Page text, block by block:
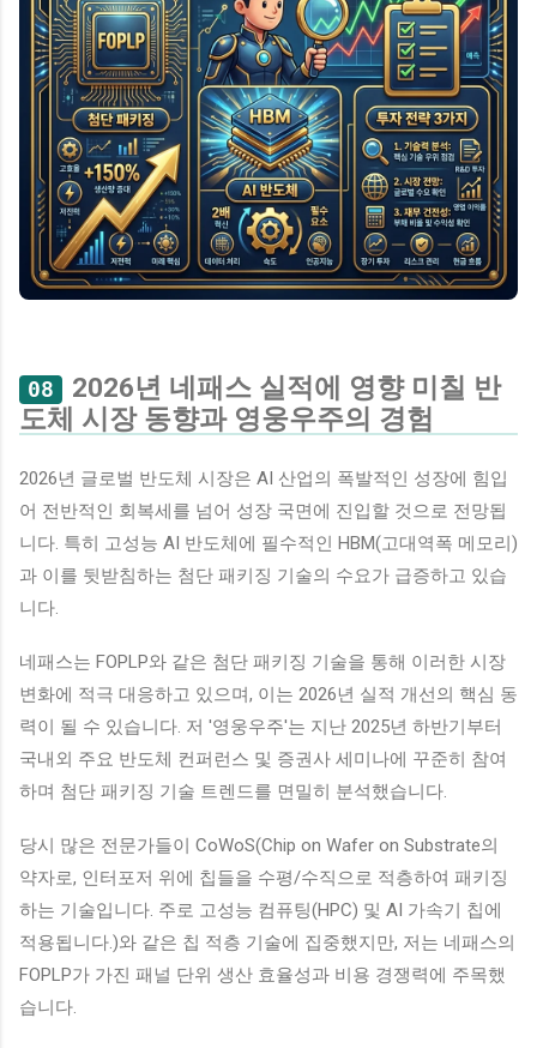
08
2026년 네패스 실적에 영향 미칠 반
도체 시장 동향과 영웅우주의 경험
2026년 글로벌 반도체 시장은 AI 산업의 폭발적인 성장에 힘입
어 전반적인 회복세를 넘어 성장 국면에 진입할 것으로 전망됩
니다. 특히 고성능 AI 반도체에 필수적인 HBM(고대역폭 메모리)
과 이를 뒷받침하는 첨단 패키징 기술의 수요가 급증하고 있습
니다.
네패스는 FOPLP와 같은 첨단 패키징 기술을 통해 이러한 시장
변화에 적극 대응하고 있으며, 이는 2026년 실적 개선의 핵심 동
력이 될 수 있습니다. 저 '영웅우주'는 지난 2025년 하반기부터
국내외 주요 반도체 컨퍼런스 및 증권사 세미나에 꾸준히 참여
하며 첨단 패키징 기술 트렌드를 면밀히 분석했습니다.
당시 많은 전문가들이 CoWoS(Chip on Wafer on Substrate의
약자로, 인터포저 위에 칩들을 수평/수직으로 적층하여 패키징
하는 기술입니다. 주로 고성능 컴퓨팅(HPC) 및 AI 가속기 칩에
적용됩니다.)와 같은 칩 적층 기술에 집중했지만, 저는 네패스의
FOPLP가 가진 패널 단위 생산 효율성과 비용 경쟁력에 주목했
습니다.